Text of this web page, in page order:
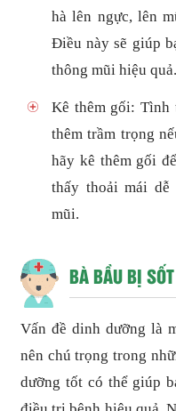
hà lên ngực, lên
Điều này sẽ giúp
thông mũi hiệu quả.
Kê thêm gối: Tình
thêm trầm trọng
hãy kê thêm gối
thấy thoải mái
mũi.
BÀ BẦU BỊ
Vấn đề dinh dưỡng là
nên chú trọng trong
dưỡng tốt có thể giúp